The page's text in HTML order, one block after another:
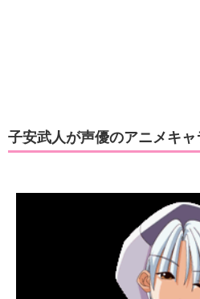
子安武人が声優のアニメキャ